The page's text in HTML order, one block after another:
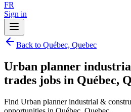
FR
Sign in
Back to Québec, Quebec
Urban planner
trades jobs in Québec,
Find Urban planner industrial &